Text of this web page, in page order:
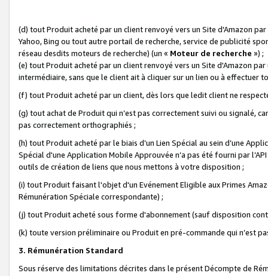
(d) tout Produit acheté par un client renvoyé vers un Site d'Amazon
Yahoo, Bing ou tout autre portail de recherche, service de publicité
réseau desdits moteurs de recherche) (un « Moteur de recherche ») ;
(e) tout Produit acheté par un client renvoyé vers un Site d'Amazon
intermédiaire, sans que le client ait à cliquer sur un lien ou à
(f) tout Produit acheté par un client, dès lors que ledit client ne
(g) tout achat de Produit qui n’est pas correctement suivi ou signalé,
pas correctement orthographiés ;
(h) tout Produit acheté par le biais d’un Lien Spécial au sein d’une
Spécial d'une Application Mobile Approuvée n’a pas été fourni par
outils de création de liens que nous mettons à votre disposition ;
(i) tout Produit faisant l'objet d'un Evénement Eligible aux Primes
Rémunération Spéciale correspondante) ;
(j) tout Produit acheté sous forme d'abonnement (sauf disposition
(k) toute version préliminaire ou Produit en pré-commande qui n’est
3. Rémunération Standard
Sous réserve des limitations décrites dans le présent Décompte de